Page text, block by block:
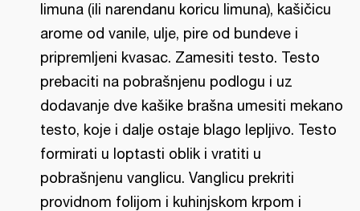
limuna (ili narendanu koricu limuna), kašičicu
arome od vanile, ulje, pire od bundeve i
pripremljeni kvasac. Zamesiti testo. Testo
prebaciti na pobrašnjenu podlogu i uz
dodavanje dve kašike brašna umesiti mekano
testo, koje i dalje ostaje blago lepljivo. Testo
formirati u loptasti oblik i vratiti u
pobrašnjenu vanglicu. Vanglicu prekriti
providnom folijom i kuhinjskom krpom i